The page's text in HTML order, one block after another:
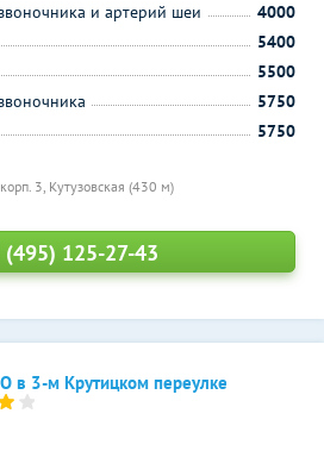
3, Кутузовская (430 м)
и артерий шеи
4000
5400
5500
5750
5750
(495) 125-27-43
в 3-м Крутицком переулке